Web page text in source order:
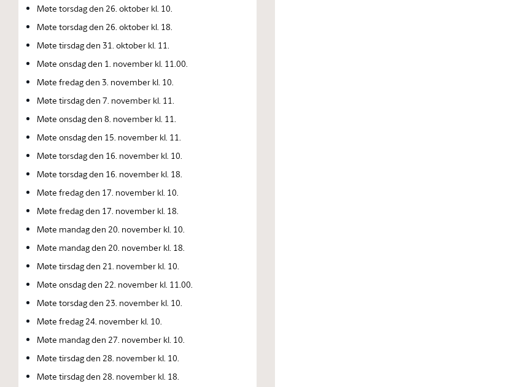
Møte torsdag den 26. oktober kl. 10.
Møte torsdag den 26. oktober kl. 18.
Møte tirsdag den 31. oktober kl. 11.
Møte onsdag den 1. november kl. 11.00.
Møte fredag den 3. november kl. 10.
Møte tirsdag den 7. november kl. 11.
Møte onsdag den 8. november kl. 11.
Møte onsdag den 15. november kl. 11.
Møte torsdag den 16. november kl. 10.
Møte torsdag den 16. november kl. 18.
Møte fredag den 17. november kl. 10.
Møte fredag den 17. november kl. 18.
Møte mandag den 20. november kl. 10.
Møte mandag den 20. november kl. 18.
Møte tirsdag den 21. november kl. 10.
Møte onsdag den 22. november kl. 11.00.
Møte torsdag den 23. november kl. 10.
Møte fredag 24. november kl. 10.
Møte mandag den 27. november kl. 10.
Møte tirsdag den 28. november kl. 10.
Møte tirsdag den 28. november kl. 18.